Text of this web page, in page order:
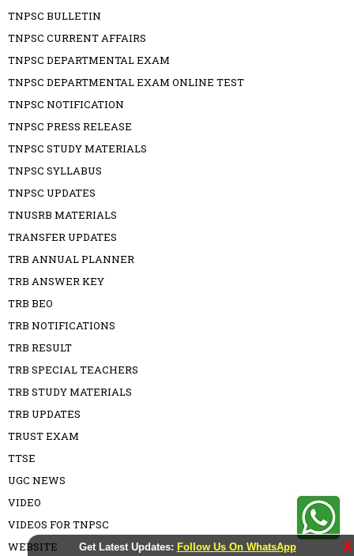
Get Latest Updates: Follow Us On WhatsApp X
TNPSC BULLETIN
TNPSC CURRENT AFFAIRS
TNPSC DEPARTMENTAL EXAM
TNPSC DEPARTMENTAL EXAM ONLINE TEST
TNPSC NOTIFICATION
TNPSC PRESS RELEASE
TNPSC STUDY MATERIALS
TNPSC SYLLABUS
TNPSC UPDATES
TNUSRB MATERIALS
TRANSFER UPDATES
TRB ANNUAL PLANNER
TRB ANSWER KEY
TRB BEO
TRB NOTIFICATIONS
TRB RESULT
TRB SPECIAL TEACHERS
TRB STUDY MATERIALS
TRB UPDATES
TRUST EXAM
TTSE
UGC NEWS
VIDEO
VIDEOS FOR TNPSC
WEBSITE